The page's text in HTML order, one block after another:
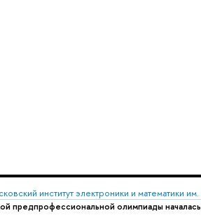
институт электроники и математики
предпрофессиональной олимпиады началась